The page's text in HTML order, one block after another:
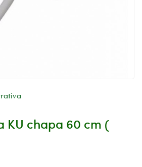
KU chapa 60 cm (